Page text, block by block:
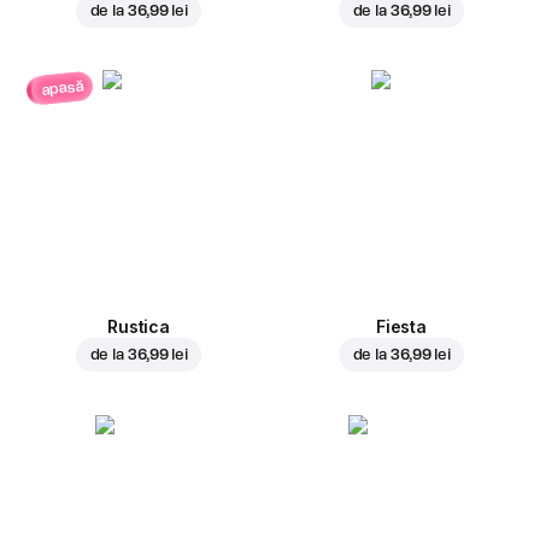
de la 36,99 lei de la 36,99 lei
apasă
Rustica
de la 36,99 lei
Fiesta
de la 36,99 lei